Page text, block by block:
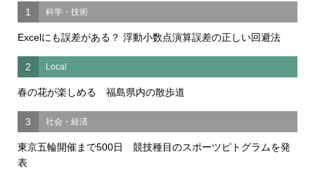
1 科学・技術
Excelにも誤差がある？ 浮動小数点演算誤差の正しい回避法
2 Local
春の花が楽しめる 福島県内の散歩道
3 社会・経済
東京五輪開催まで500日 競技種目のスポーツピトグラムを発
表